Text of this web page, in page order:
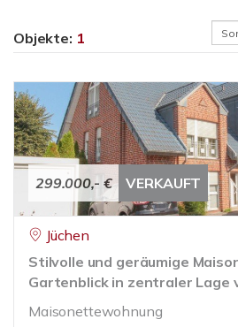
Objekte: 1
299.000,- € VERKAUFT
Jüchen
Stilvolle und geräumige
Gartenblick in zentraler Lage
Maisonettewohnung